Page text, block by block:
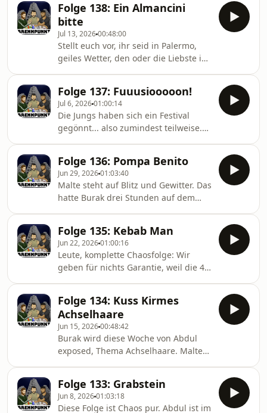
Adanaspieß mit Gouda um und will
Malte zum Leasing eines SUV locken.
Ob Malte sich der SUV Gang
anschließen will, erfahrt ihr nur in
dieser Folge.
Folge 138: Ein Almancini
bitte
Jul 13, 202600:48:00
Stellt euch vor, ihr seid in Palermo,
geiles Wetter, den oder die Liebste im
Brennpunkt Kreation für den besten
Sommerurlaub. Außerdem reden wir
über die Macht von Kilian Diktador
und Helene Fischer. Was ist das
wieder für ne Folge???Maltes
Tourtickets gibt es
hier:maltekueppers.reservix.de/events
Folge 137: Fuuusiooooon!
Jul 6, 202601:00:14
Die Jungs haben sich ein Festival
gegönnt... also zumindest teilweise.
geschmolzen sind. Perfekt für einen
Festivalrückblick LIVE auf der Bühne.
Was waren die besten Acts? Wieso hat
Burak das Chefket-Konzert verpasst?
Wieso hat Malte jeden Tag im Kino
gechillt? Und wen will Abdul mal
wieder beschneiden?
Folge 136: Pompa Benito
Jun 29, 202601:03:40
Malte steht auf Blitz und Gewitter. Das
hatte Burak drei Stunden auf dem
eine fette Überraschung: Malte outet
sich als ehemaliges Böhse Onkelz
Mitglied. Krass, oder? Nein, Spass.
Folge 135: Kebab Man
Jun 22, 202601:00:16
Leute, komplette Chaosfolge: Wir
geben für nichts Garantie, weil die 40
Hitzefrei und man merkt das gar nicht
in der Folge. Die prekären
Verhältnisse sind schuld an allem und
Nagelsmann lässt Undav immer noch
nicht spielen. Aber noch viel wichtiger
ist die Frage: Wer von euch kann ein
Schaf nachmachen?
Folge 134: Kuss Kirmes
Achselhaare
Jun 15, 202600:48:42
Burak wird diese Woche von Abdul
exposed, Thema Achselhaare. Malte
seiner Jugend die Kirmes verlassen
ohne crush und Handynummer.
Folge 133: Grabstein
Jun 8, 202601:03:18
Diese Folge ist Chaos pur. Abdul ist im